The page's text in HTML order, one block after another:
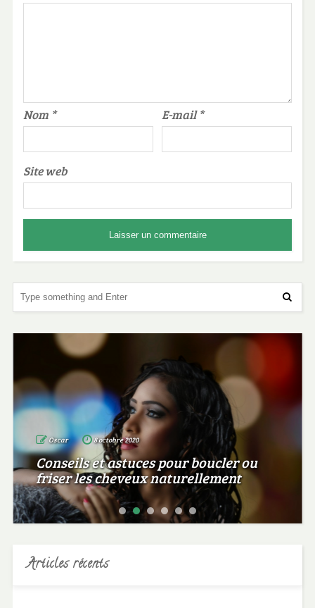
Nom * E-mail*
Site web
Oscar 8 octobre 2020
Conseils et astuces pour boucler ou
friser les cheveux naturellement
Articles récents